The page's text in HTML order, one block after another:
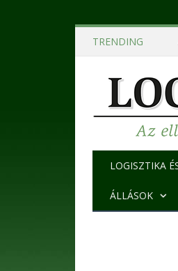
TRENDING
LOGISZTIKA
ÁLLÁSOK